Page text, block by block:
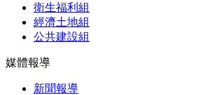
衛生福利組
經濟土地組
公共建設組
媒體報導
新聞報導